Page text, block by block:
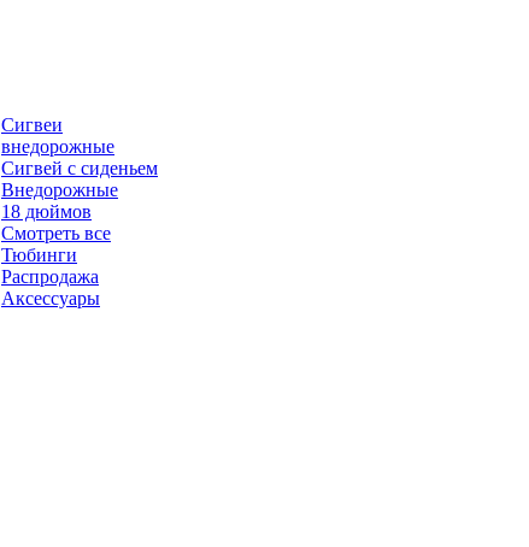
Сигвеи
внедорожные
Сигвей с сиденьем
Внедорожные
18 дюймов
Смотреть все
Тюбинги
Распродажа
Аксессуары